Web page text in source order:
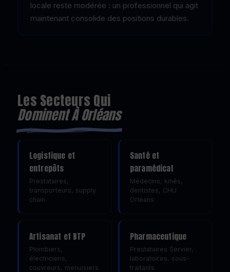
locale reste modérée : un professionnel qui agit
maintenant consolide des positions durables.
Les Secteurs Qui
Dominent À Orléans
Logistique et
entrepôts
Prestataires,
transporteurs, supply
chain
Santé et
paramédical
Médecins, kinés,
dentistes, CHU
Orléans
Artisanat et BTP
Plombiers,
électriciens,
couvreurs, menuisiers
Pharmaceutique
Prestataires Servier,
laboratoires, sous-
traitants